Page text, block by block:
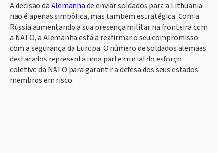
A decisão daAlemanhade enviar soldados para a Lithuania
não é apenas simbólica, mas também estratégica. Com a
Rússia aumentando a sua presença militar na fronteira com
a NATO, a Alemanha está a reafirmar o seu compromisso
com a segurança da Europa. O número de soldados alemães
destacados representa uma parte crucial do esforço
coletivo da NATO para garantir a defesa dos seus estados
membros em risco.